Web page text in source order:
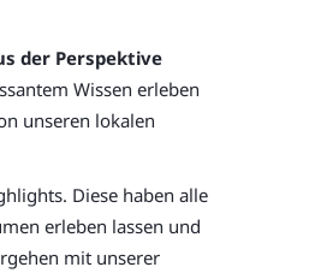
der Perspektive
Wissen erleben
unseren lokalen
Diese haben alle
erleben lassen und
mit unserer